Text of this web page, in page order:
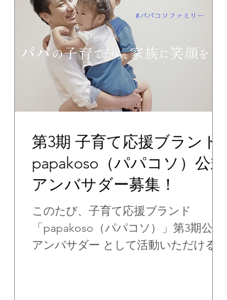
には、私たちが意図して伝えた言葉と
いうよりも、第三者の目から見た「こ
の商品は何が評価されたのか」が、そ
のまま表れているように感じていま
す。 記事では、抱っこひもとしての安
全性（SGマーク取得）や、バッグとし
るための設計について、ギフト商品と
いう視点から紹介されていました。 私
たちがものづくりで大切にしているの
は、パパが自然に使え、ママも安心し
て任せられ、家族の暮らしの中に無理
なくなじむこと。 その考え方が、受賞
という結果だけでなく、編集部の判断
で記事として紹介されたことを、 とて
第3期 子育て応援ブランド
papakoso（パパコソ）公式
アンバサダー募集！
このたび、子育て応援ブランド
「papakoso（パパコソ）」第3期公式
アンバサダー として活動いただけるご